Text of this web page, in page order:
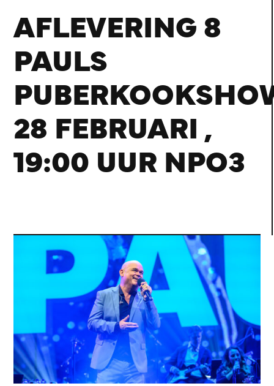
AFLEVERING 8
PAULS
28 FEBRUARI ,
19:00 UUR NPO3